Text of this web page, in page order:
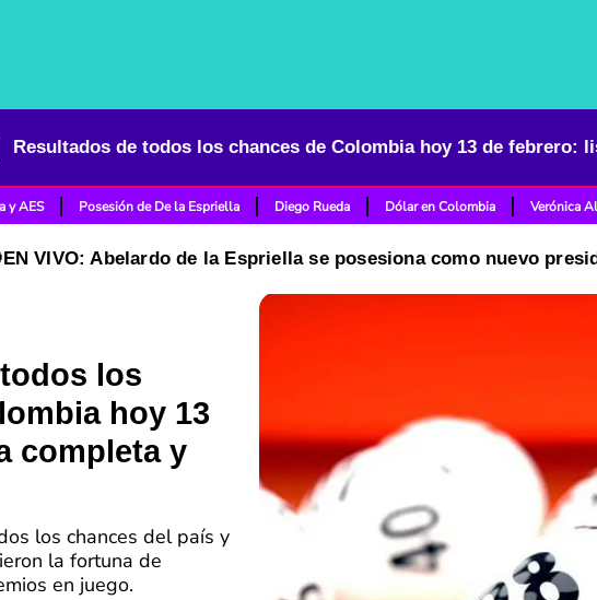
y AES Posesión de De la Espriella Diego Rueda Dólar en Colombia Verónica
VIVO: Abelardo de la Espriella se posesiona como nuevo
los
hoy 13
completa y
los chances del país y
la fortuna de
en juego.